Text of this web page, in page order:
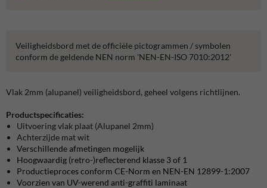
Veiligheidsbord met de officiële pictogrammen / symbolen
conform de geldende NEN norm 'NEN-EN-ISO 7010:2012'
Vlak 2mm (alupanel) veiligheidsbord, geheel volgens richtlijnen.
Productspecificaties:
Uitvoering vlak plaat (Alupanel 2mm)
Achterzijde mat wit
Verschillende afmetingen mogelijk
Hoogwaardig (retro-)reflecterend klasse 3 of 1
Productieproces conform CE-Norm en NEN-EN 12899-1:2007
Voorzien van UV-werend anti-graffiti laminaat